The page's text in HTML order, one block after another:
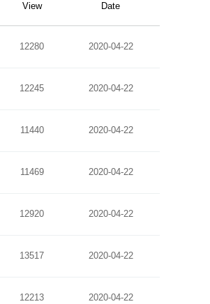
View Date
12280 2020-04-22
12245 2020-04-22
11440 2020-04-22
11469 2020-04-22
12920 2020-04-22
13517 2020-04-22
12213 2020-04-22